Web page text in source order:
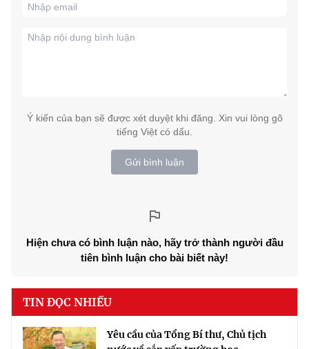
Ý kiến của bạn sẽ được xét duyệt khi đăng. Xin vui lòng gõ
tiếng Việt có dấu.
Gửi bình luận
Hiện chưa có bình luận nào, hãy trở thành người đầu
tiên bình luận cho bài biết này!
TIN ĐỌC NHIỀU
Yêu cầu của Tổng Bí thư, Chủ tịch